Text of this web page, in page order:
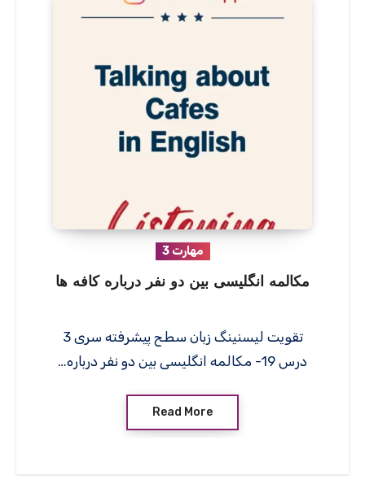
مهارت 3
مکالمه انگلیسی بین دو نفر درباره کافه ها
تقویت لیسنینگ زبان سطح پیشرفته سری 3
درس 19- مکالمه انگلیسی بین دو نفر درباره…
Read More